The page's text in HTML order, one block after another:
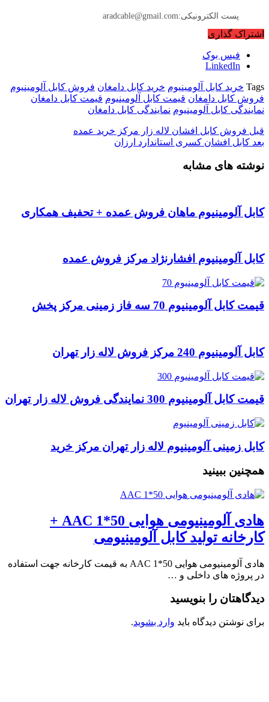
پست الکترونیکی:aradcable@gmail.com
اشتراک گذاری
فیس بوک
LinkedIn
Tags خرید کابل آلومینیوم خرید کابل دامغان فروش کابل آلومینیوم
فروش کابل دامغان قیمت کابل آلومینیوم قیمت کابل دامغان
نمایندگی کابل آلومینیوم نمایندگی کابل دامغان
قبل فروش کابل افشان لاله زار مرکز خرید عمده
بعد کابل افشان کسری استاندارد ارزان
نوشته های مشابه
کابل آلومینیوم ماهان فروش عمده + تحفیف همکاری
کابل آلومینیوم افشارنژاد مرکز فروش عمده
قیمت کابل آلومینیوم 70 سه فاز زمینی مرکز پخش
کابل آلومینیوم 240 مرکز فروش لاله زار تهران
قیمت کابل آلومینیوم 300 نمایندگی فروش لاله زار تهران
کابل زمینی آلومینیوم لاله زار تهران مرکز خرید
همچنین ببینید
هادی آلومینیومی هوایی 50*1 AAC +
کارخانه تولید کابل آلومینیومی
هادی آلومینیومی هوایی 50*1 AAC به قیمت کارخانه جهت استفاده
در پروژه های داخلی و …
دیدگاهتان را بنویسید
برای نوشتن دیدگاه باید وارد بشوید.